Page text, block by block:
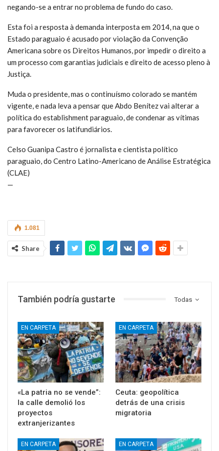
negando-se a entrar no problema de fundo do caso.
Esta foi a resposta à demanda interposta em 2014, na que o
Estado paraguaio é acusado por violação da Convenção
Americana sobre os Direitos Humanos, por impedir o direito a
um processo com garantias judiciais e direito de acesso pleno à
Justiça.
Muda o presidente, mas o continuísmo colorado se mantém
vigente, e nada leva a pensar que Abdo Benítez vai alterar a
política do establishment paraguaio, de condenar as vítimas
para favorecer os latifundiários.
Celso Guanipa Castro é jornalista e cientista político
paraguaio, do Centro Latino-Americano de Análise Estratégica
(CLAE)
—
1.081
Share
Todas
También podría gustarte
EN CARPETA
«La patria no se vende”:
la calle demolió los
proyectos
extranjerizantes
EN CARPETA
Ceuta: geopolítica
detrás de una crisis
migratoria
EN CARPETA EN CARPETA